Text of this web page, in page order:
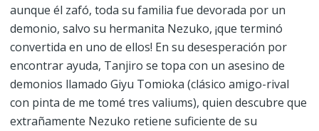
aunque él zafó, toda su familia fue devorada por un
demonio, salvo su hermanita Nezuko, ¡que terminó
convertida en uno de ellos! En su desesperación por
encontrar ayuda, Tanjiro se topa con un asesino de
demonios llamado Giyu Tomioka (clásico amigo-rival
con pinta de me tomé tres valiums), quien descubre que
extrañamente Nezuko retiene suficiente de su